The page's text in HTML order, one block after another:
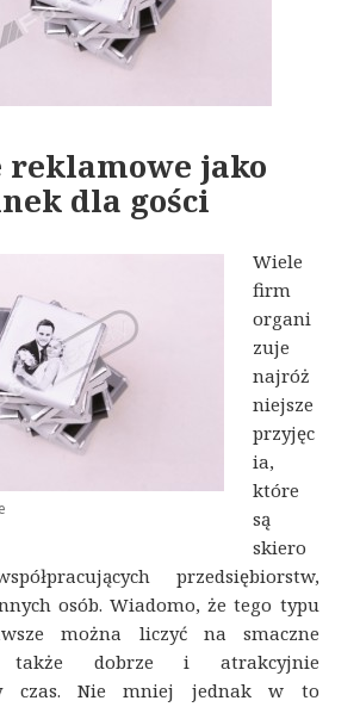
reklamowe jako
dla gości
Wiele
firm
organi
zuje
najróż
niejsze
przyjęc
ia,
które
są
skiero
przedsiębiorstw,
osób. Wiadomo, że tego typu
można liczyć na smaczne
także dobrze i atrakcyjnie
czas. Nie mniej jednak w to